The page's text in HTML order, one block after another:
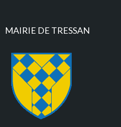
MAIRIE DE TRESSAN